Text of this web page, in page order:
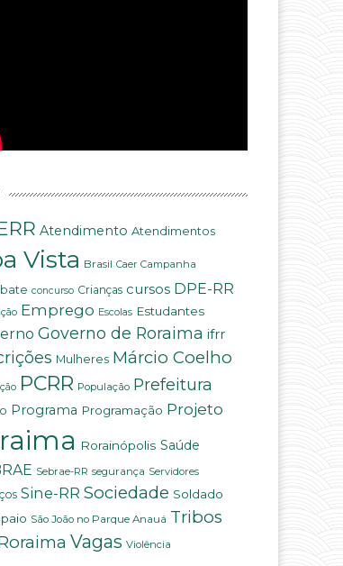
Atendimento Atendimentos
Vista Brasil Caer Campanha
concurso Crianças cursos DPE-RR
Emprego Escolas Estudantes
Governo de Roraima ifrr
Mulheres Márcio Coelho
PCRR População Prefeitura
Programa Programação Projeto
Rorainópolis Saúde
Sebrae-RR segurança Servidores
Sine-RR Sociedade Soldado
São João no Parque Anauá Tribos
Vagas Violência